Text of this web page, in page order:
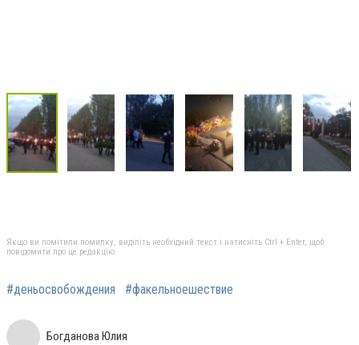
Якщо ви помітили помилку, виділіть необхідний текст і натисніть Ctrl + Enter, щоб
повідомити про це редакцію
#деньосвобождения #факельноешествие
Богданова Юлия